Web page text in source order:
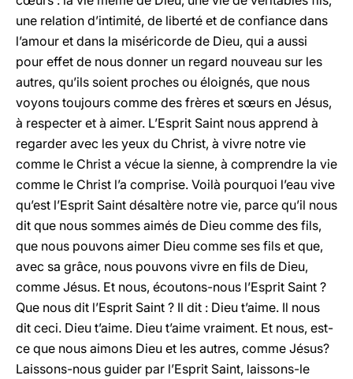
une relation d’intimité, de liberté et de confiance dans
l’amour et dans la miséricorde de Dieu, qui a aussi
pour effet de nous donner un regard nouveau sur les
autres, qu’ils soient proches ou éloignés, que nous
voyons toujours comme des frères et sœurs en Jésus,
à respecter et à aimer. L’Esprit Saint nous apprend à
regarder avec les yeux du Christ, à vivre notre vie
comme le Christ a vécue la sienne, à comprendre la vie
comme le Christ l’a comprise. Voilà pourquoi l’eau vive
qu’est l’Esprit Saint désaltère notre vie, parce qu’il nous
dit que nous sommes aimés de Dieu comme des fils,
que nous pouvons aimer Dieu comme ses fils et que,
avec sa grâce, nous pouvons vivre en fils de Dieu,
comme Jésus. Et nous, écoutons-nous l’Esprit Saint ?
Que nous dit l’Esprit Saint ? Il dit : Dieu t’aime. Il nous
dit ceci. Dieu t’aime. Dieu t’aime vraiment. Et nous, est-
ce que nous aimons Dieu et les autres, comme Jésus?
Laissons-nous guider par l’Esprit Saint, laissons-le